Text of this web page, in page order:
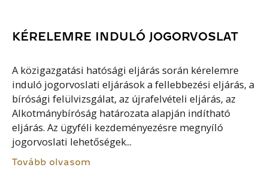
KÉRELEMRE INDULÓ JOGORVOSLAT
A közigazgatási hatósági eljárás során kérelemre
induló jogorvoslati eljárások a fellebbezési eljárás, a
bírósági felülvizsgálat, az újrafelvételi eljárás, az
Alkotmánybíróság határozata alapján indítható
eljárás. Az ügyféli kezdeményezésre megnyíló
jogorvoslati lehetőségek...
Tovább olvasom